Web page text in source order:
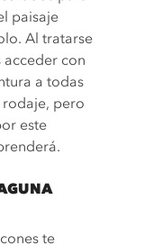
paisaje
Al tratarse
acceder con
a todas
rodaje, pero
este
te